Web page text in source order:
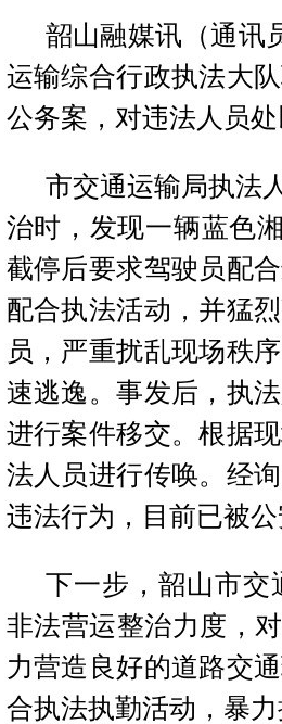
韶山融媒讯（通讯
运输综合行政执法大
公务案，对违法人员
市交通运输局执法
治时，发现一辆蓝色
截停后要求驾驶员配
配合执法活动，并猛
员，严重扰乱现场秩
速逃逸。事发后，执
进行案件移交。根据
法人员进行传唤。经
违法行为，目前已被
下一步，韶山市交
非法营运整治力度，
力营造良好的道路交
合执法执勤活动，暴